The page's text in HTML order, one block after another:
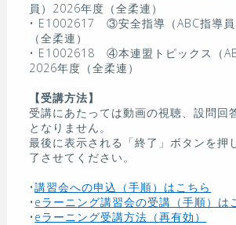
員）2026年度（全柔連）
• E1002617 ③安全指導（ABC指導
（全柔連）
• E1002618 ④本連盟トピックス（
2026年度（全柔連）
【受講方法】
受講にあたっては動画の視聴、設問回
となりません。
最後に表示される「終了」ボタンを押
了させてください。
•講習会への申込（手順）はこちら
• eラーニング講習会の受講（手順）は
• eラーニング受講方法（再有効）